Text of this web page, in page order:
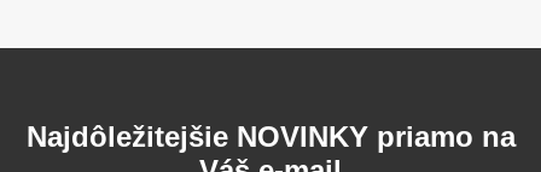
Najdôležitejšie NOVINKY priamo na